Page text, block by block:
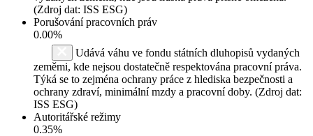
(Zdroj dat: ISS ESG)
Porušování pracovních práv
0.00%
Udává váhu ve fondu státních dluhopisů vydaných
zeměmi, kde nejsou dostatečně respektována pracovní práva.
Týká se to zejména ochrany práce z hlediska bezpečnosti a
ochrany zdraví, minimální mzdy a pracovní doby. (Zdroj dat:
ISS ESG)
Autoritářské režimy
0.35%